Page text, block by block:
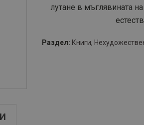
лутане в мъглявината
Раздел: Книги,